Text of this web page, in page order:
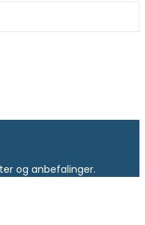
og anbefalinger.